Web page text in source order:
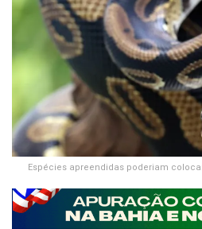
Espécies apreendidas poderiam